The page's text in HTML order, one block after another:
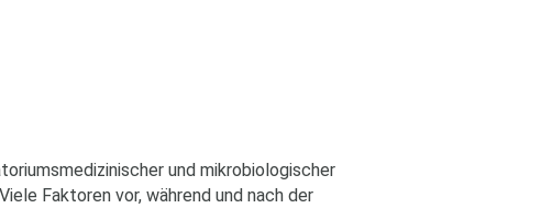
und mikrobiologischer
Faktoren vor, während und nach der